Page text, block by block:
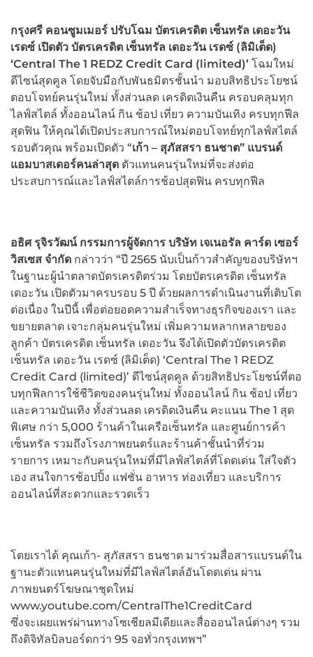
กรุงศรี คอนซูมเมอร์ ปรับโฉม บัตรเครดิต เซ็นทรัล เดอะวัน
เรดซ์ เปิดตัว บัตรเครดิต เซ็นทรัล เดอะวัน เรดซ์ (ลิมิเต็ด)
‘Central The 1 REDZ Credit Card (limited)’ โฉมใหม่
ดีไซน์สุดคูล โดยจับมือกับพันธมิตรชั้นนำ มอบสิทธิประโยชน์
ตอบโจทย์คนรุ่นใหม่ ทั้งส่วนลด เครดิตเงินคืน ครอบคลุมทุก
ไลฟ์สไตล์ ทั้งออนไลน์ กิน ช้อป เที่ยว ความบันเทิง ครบทุกฟีล
สุดฟิน ให้คุณได้เปิดประสบการณ์ใหม่ตอบโจทย์ทุกไลฟ์สไตล์
รอบตัวคุณ พร้อมเปิดตัว “เก้า – สุภัสสรา ธนชาต” แบรนด์
แอมบาสเดอร์คนล่าสุด ตัวแทนคนรุ่นใหม่ที่จะส่งต่อ
ประสบการณ์และไลฟ์สไตล์การช้อปสุดฟิน ครบทุกฟีล
อธิศ รุจิรวัฒน์ กรรมการผู้จัดการ บริษัท เจเนอรัล คาร์ด เซอร์
วิสเซส จำกัด กล่าวว่า “ปี 2565 นับเป็นก้าวสำคัญของบริษัทฯ
ในฐานะผู้นำตลาดบัตรเครดิตร่วม โดยบัตรเครดิต เซ็นทรัล
เดอะวัน เปิดตัวมาครบรอบ 5 ปี ด้วยผลการดำเนินงานที่เติบโต
ต่อเนื่อง ในปีนี้ เพื่อต่อยอดความสำเร็จทางธุรกิจของเรา และ
ขยายตลาด เจาะกลุ่มคนรุ่นใหม่ เพิ่มความหลากหลายของ
ลูกค้า บัตรเครดิต เซ็นทรัล เดอะวัน จึงได้เปิดตัวบัตรเครดิต
เซ็นทรัล เดอะวัน เรดซ์ (ลิมิเต็ด) ‘Central The 1 REDZ
Credit Card (limited)’ ดีไซน์สุดคูล ด้วยสิทธิประโยชน์ที่ตอ
บทุกฟีลการใช้ชีวิตของคนรุ่นใหม่ ทั้งออนไลน์ กิน ช้อป เที่ยว
และความบันเทิง ทั้งส่วนลด เครดิตเงินคืน คะแนน The 1 สุด
พิเศษ กว่า 5,000 ร้านค้าในเครือเซ็นทรัล และศูนย์การค้า
เซ็นทรัล รวมถึงโรงภาพยนตร์และร้านค้าชั้นนำที่ร่วม
รายการ เหมาะกับคนรุ่นใหม่ที่มีไลฟ์สไตล์ที่โดดเด่น ใส่ใจตัว
เอง สนใจการช้อปปิ้ง แฟชั่น อาหาร ท่องเที่ยว และบริการ
ออนไลน์ที่สะดวกและรวดเร็ว
โดยเราได้ คุณเก้า- สุภัสสรา ธนชาต มาร่วมสื่อสารแบรนด์ใน
ฐานะตัวแทนคนรุ่นใหม่ที่มีไลฟ์สไตล์อันโดดเด่น ผ่าน
ภาพยนตร์โฆษณาชุดใหม่
www.youtube.com/CentralThe1CreditCard
ซึ่งจะเผยแพร่ผ่านทางโซเชียลมีเดียและสื่อออนไลน์ต่างๆ รวม
ถึงดิจิทัลบิลบอร์ดกว่า 95 จอทั่วกรุงเทพฯ”